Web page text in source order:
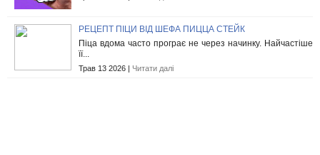
РЕЦЕПТ ПІЦИ ВІД ШЕФА ПИЦЦА СТЕЙК
Піца вдома часто програє не через начинку. Найчастіше
її...
Трав 13 2026 | Читати далі